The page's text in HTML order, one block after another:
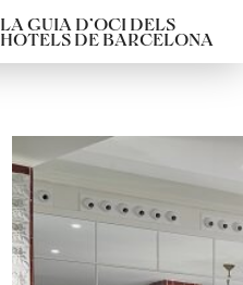
LA GUIA D’OCI DELS
HOTELS DE BARCELONA